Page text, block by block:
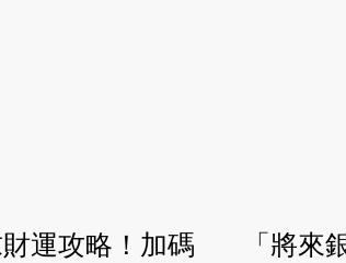
運攻略！加碼
「將來